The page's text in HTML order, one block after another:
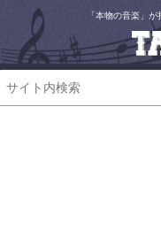
「本物の音楽」が